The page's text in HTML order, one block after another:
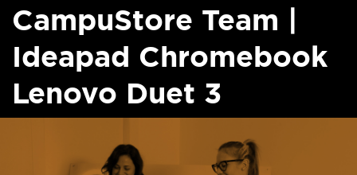
CampuStore Team |
Ideapad Chromebook
Lenovo Duet 3